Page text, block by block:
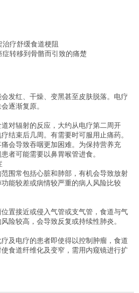
疗舒缓食道梗阻
转移到骨骼而引致的痛楚
发红、干燥、变黑甚至皮肤脱落。电疗
逐渐复原。
对辐射的反应，大约从电疗第二周开
结束后几周。有需要时可服用止痛药。
会导致吞咽更加困难。为保持营养充
者可能需要以鼻胃喉管进食。
围常包括心脏和肺部，有机会导致放射
功能较差或病情较严重的病人风险比较
置接近或侵入气管或支气管，食道与气
险较高，会导致反复或持续性肺炎。
及电疗的患者即使得以控制肿瘤，食道
食道纤维化及变窄，需用内窥镜进行扩